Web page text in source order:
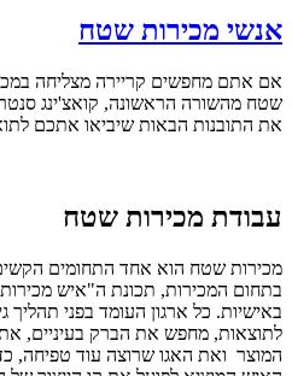
אנשי מכירות שטח
אם אתם מחפשים קריירה מצליחה
שטח מהשורה הראשונה, קואצ'ינג
את התובנות הבאות שיביאו אתכם
עבודת מכירות שטח
מכירות שטח הוא אחד התחומים
בתחום המכירות, תכונת ה"איש
באישיות. כל ארגון העומד בפני
לתוצאות, מחפש את הברק בעיניים,
המוצר ואת האגו שרוצה עוד טפיחה,